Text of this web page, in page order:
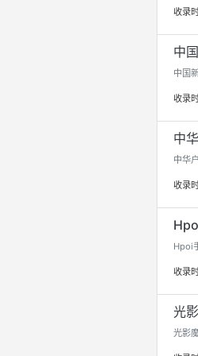
收录
中
中国
收录
中
中华
收录
Hpoi
收录
光
光影